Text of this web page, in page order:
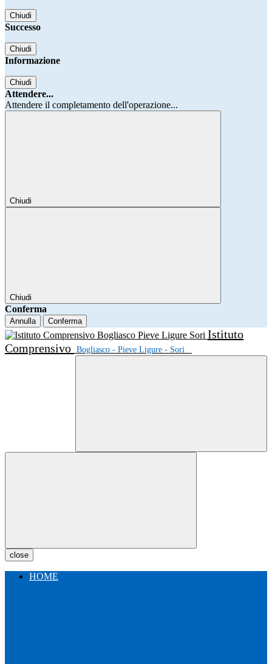
Chiudi
Successo
Chiudi
Informazione
Chiudi
Attendere...
Attendere il completamento dell'operazione...
Chiudi
Chiudi
Conferma
Annulla Conferma
Istituto
Comprensivo Bogliasco - Pieve Ligure - Sori
close
HOME